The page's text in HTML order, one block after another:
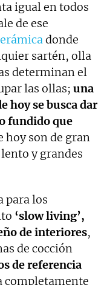
igual en todos
de ese
donde
sartén, olla
determinan el
las ollas; una
hoy se busca dar
fundido que
hoy son de gran
y grandes
para los
‘slow living’,
de interiores,
de cocción
de referencia
completamente